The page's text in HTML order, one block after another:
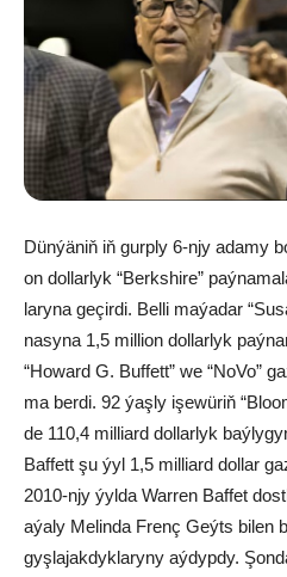
Dün­ýä­niň iň gurp­ly 6-njy ada­my
on dol­lar­lyk “Berks­hi­re”
la­ry­na ge­çir­di. Bel­li ma­ýa­dar
na­sy­na 1,5 mil­li­on dol­lar­lyk
“Ho­ward G. Buf­fett” we “NoVo”
ma ber­di. 92 ýaş­ly işe­wü­riň
de 110,4 mil­liard dol­lar­lyk
Baf­fett şu ýyl 1,5 mil­liard dol­lar
2010-njy ýyl­da War­ren Baf­fet
aýa­ly Me­lin­da Frenç Geýts bi­len
gyş­la­jak­dyk­la­ry­ny aý­dyp­dy.